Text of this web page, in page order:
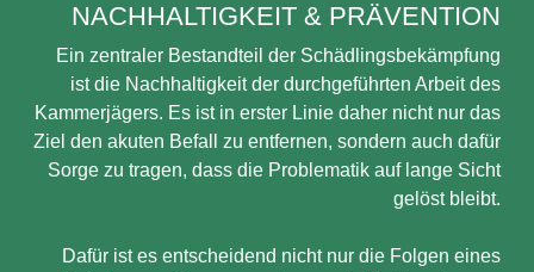
NACHHALTIGKEIT & PRÄVENTION
Ein zentraler Bestandteil der Schädlingsbekämpfung
ist die Nachhaltigkeit der durchgeführten Arbeit des
Kammerjägers. Es ist in erster Linie daher nicht nur das
Ziel den akuten Befall zu entfernen, sondern auch dafür
Sorge zu tragen, dass die Problematik auf lange Sicht
gelöst bleibt.
Dafür ist es entscheidend nicht nur die Folgen eines